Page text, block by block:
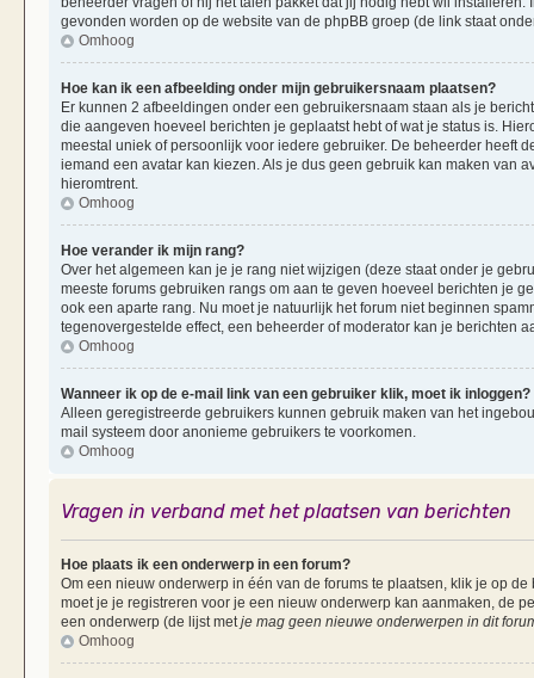
gevonden worden op de website van de phpBB groep (de link staat
Omhoog
Hoe kan ik een afbeelding onder mijn gebruikersnaam plaatsen?
Er kunnen 2 afbeeldingen onder een gebruikersnaam staan als je
die aangeven hoeveel berichten je geplaatst hebt of wat je status is.
meestal uniek of persoonlijk voor iedere gebruiker. De beheerder heeft
iemand een avatar kan kiezen. Als je dus geen gebruik kan maken van
hieromtrent.
Omhoog
Hoe verander ik mijn rang?
Over het algemeen kan je je rang niet wijzigen (deze staat onder je
meeste forums gebruiken rangs om aan te geven hoeveel berichten je
ook een aparte rang. Nu moet je natuurlijk het forum niet beginnen
tegenovergestelde effect, een beheerder of moderator kan je berichten
Omhoog
Wanneer ik op de e-mail link van een gebruiker klik, moet ik inloggen?
Alleen geregistreerde gebruikers kunnen gebruik maken van het
mail systeem door anonieme gebruikers te voorkomen.
Omhoog
Vragen in verband met het plaatsen van berichten
Hoe plaats ik een onderwerp in een forum?
Om een nieuw onderwerp in één van de forums te plaatsen, klik je op
moet je je registreren voor je een nieuw onderwerp kan aanmaken, de
een onderwerp (de lijst met je mag geen nieuwe onderwerpen in dit
Omhoog